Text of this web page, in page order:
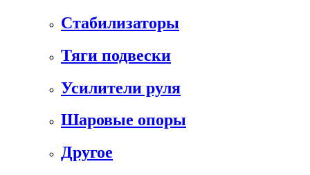
Стабилизаторы
Тяги подвески
Усилители руля
Шаровые опоры
Другое